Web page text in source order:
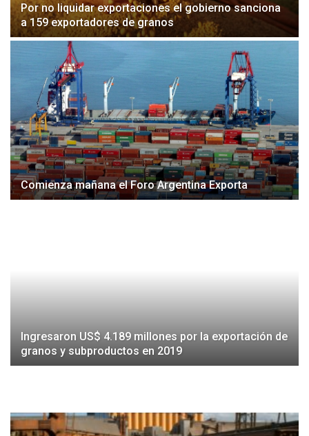
Por no liquidar exportaciones el gobierno sanciona
a 159 exportadores de granos
Comienza mañana el Foro Argentina Exporta
Ingresaron US$ 4.189 millones por la exportación de
granos y subproductos en 2019